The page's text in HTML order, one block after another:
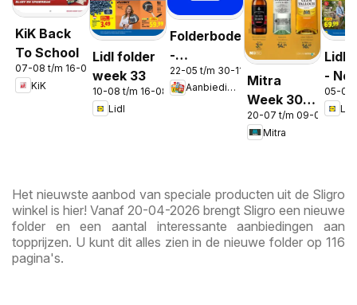
KiK Back
To School
07-08 t/m 16-08-2026
KiK
Lidl folder
week 33
10-08 t/m 16-08-2026
Lidl
Folderbode
-
Aanbiedingen
in de app
22-05 t/m 30-11-2026
Aanbiedingen
Mitra
Week 30 &
31
20-07 t/m 09-08-2026
Mitra
Lidl
-
05-08
Lidl
Het nieuwste aanbod van speciale producten uit de Sligro
winkel is hier! Vanaf 20-04-2026 brengt Sligro een nieuwe
folder en een aantal interessante aanbiedingen aan
topprijzen. U kunt dit alles zien in de nieuwe folder op 116
pagina's.